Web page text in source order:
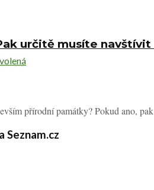
určitě musíte
přírodní památky? Pokud ano,
Seznam.cz